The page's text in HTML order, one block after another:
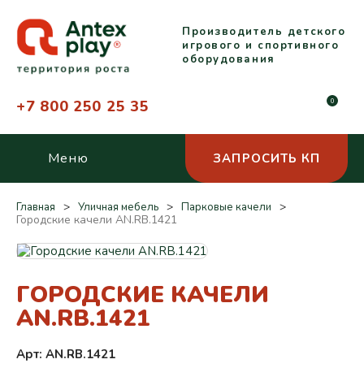
Производитель детского
игрового и спортивного
оборудования
+7 800 250 25 35 0
Меню ЗАПРОСИТЬ КП
Главная Уличная мебель Парковые качели
Городские качели AN.RB.1421
ГОРОДСКИЕ КАЧЕЛИ
AN.RB.1421
Арт: AN.RB.1421